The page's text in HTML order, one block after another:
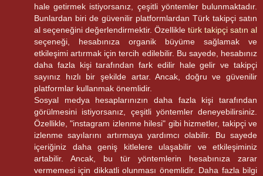
hale getirmek istiyorsanız, çeşitli yöntemler bulunmaktadır.
Bunlardan biri de güvenilir platformlardan Türk takipçi satın
al seçeneğini değerlendirmektir. Özellikle türk takipçi satın al
seçeneği, hesabınıza organik büyüme sağlamak ve
etkileşimi artırmak için tercih edilebilir. Bu sayede, hesabınız
daha fazla kişi tarafından fark edilir hale gelir ve takipçi
sayınız hızlı bir şekilde artar. Ancak, doğru ve güvenilir
platformlar kullanmak önemlidir.
Sosyal medya hesaplarınızın daha fazla kişi tarafından
görülmesini istiyorsanız, çeşitli yöntemler deneyebilirsiniz.
Özellikle, "instagram izlenme hilesi" gibi hizmetler, takipçi ve
izlenme sayılarını artırmaya yardımcı olabilir. Bu sayede
içeriğiniz daha geniş kitlelere ulaşabilir ve etkileşiminiz
artabilir. Ancak, bu tür yöntemlerin hesabınıza zarar
vermemesi için dikkatli olunması önemlidir. Daha fazla bilgi